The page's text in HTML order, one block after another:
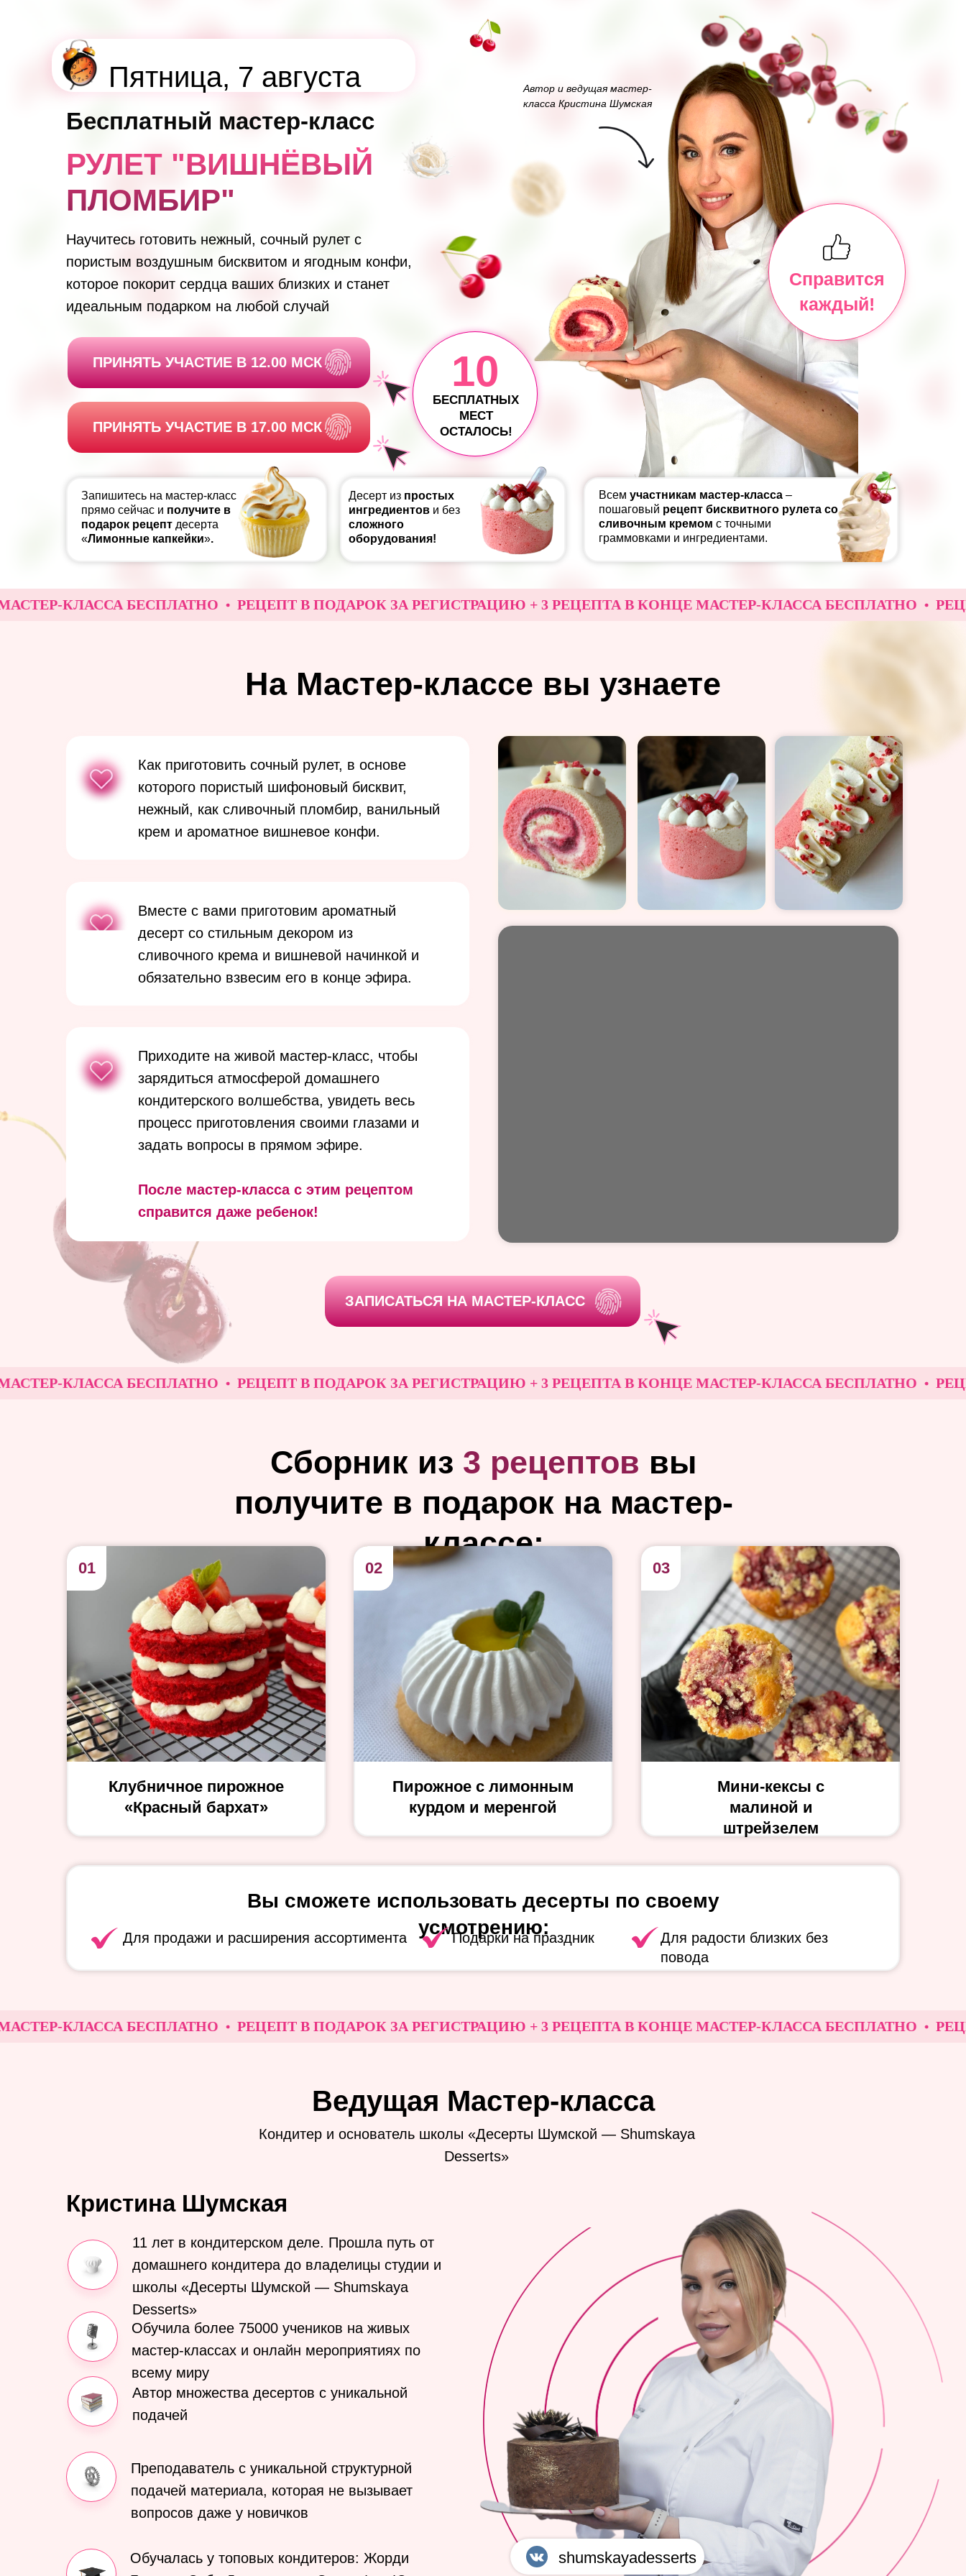
ПРИНЯТЬ УЧАСТИЕ В 12.00 МСК
Автор и ведущая мастер-
класса Кристина Шумская
Бесплатный мастер-класс
РУЛЕТ "ВИШНЁВЫЙ
ПЛОМБИР"
Научитесь готовить нежный, сочный рулет с
пористым воздушным бисквитом и ягодным конфи,
которое покорит сердца ваших близких и станет
идеальным подарком на любой случай
Всем участникам мастер-класса –
пошаговый рецепт бисквитного рулета со
сливочным кремом с точными
граммовками и ингредиентами.
Справится
каждый!
ПРИНЯТЬ УЧАСТИЕ В 17.00 МСК
Десерт из простых
ингредиентов и без
сложного
оборудования!
Запишитесь на мастер-класс
прямо сейчас и получите в
подарок рецепт десерта
«Лимонные капкейки».
БЕСПЛАТНЫХ
МЕСТ
ОСТАЛОСЬ!
10
Пятница, 7 августа
КЛАССА БЕСПЛАТНО РЕЦЕПТ В ПОДАРОК ЗА РЕГИСТРАЦИЮ + 3 РЕЦЕПТА В КОНЦЕ МАСТЕР-КЛАССА БЕСПЛАТНО РЕЦЕПТ
На Мастер-классе вы узнаете
Как приготовить сочный рулет, в основе
которого пористый шифоновый бисквит,
нежный, как сливочный пломбир, ванильный
крем и ароматное вишневое конфи.
Вместе с вами приготовим ароматный
десерт со стильным декором из
сливочного крема и вишневой начинкой и
обязательно взвесим его в конце эфира.
Приходите на живой мастер-класс, чтобы
зарядиться атмосферой домашнего
кондитерского волшебства, увидеть весь
процесс приготовления своими глазами и
задать вопросы в прямом эфире.
После мастер-класса с этим рецептом
справится даже ребенок!
ЗАПИСАТЬСЯ НА МАСТЕР-КЛАСС
КЛАССА БЕСПЛАТНО РЕЦЕПТ В ПОДАРОК ЗА РЕГИСТРАЦИЮ + 3 РЕЦЕПТА В КОНЦЕ МАСТЕР-КЛАССА БЕСПЛАТНО РЕЦЕПТ
Сборник из 3 рецептов вы
получите в подарок на мастер-
классе:
Клубничное пирожное
«Красный бархат»
01 02
Вы сможете использовать десерты по своему
усмотрению:
Для продажи и расширения ассортимента Подарки на праздник
Для радости близких без
повода
Пирожное с лимонным
курдом и меренгой
Мини-кексы с
малиной и
штрейзелем
03
КЛАССА БЕСПЛАТНО РЕЦЕПТ В ПОДАРОК ЗА РЕГИСТРАЦИЮ + 3 РЕЦЕПТА В КОНЦЕ МАСТЕР-КЛАССА БЕСПЛАТНО РЕЦЕПТ
Ведущая Мастер-класса
11 лет в кондитерском деле. Прошла путь от
домашнего кондитера до владелицы студии и
школы «Десерты Шумской — Shumskaya
Desserts»
Кристина Шумская
Обучила более 75000 учеников на живых
мастер-классах и онлайн мероприятиях по
всему миру
Автор множества десертов с уникальной
подачей
Преподаватель с уникальной структурной
подачей материала, которая не вызывает
вопросов даже у новичков
Обучалась у топовых кондитеров: Жорди
Кондитер и основатель школы «Десерты Шумской — Shumskaya
Desserts»
shumskayadesserts